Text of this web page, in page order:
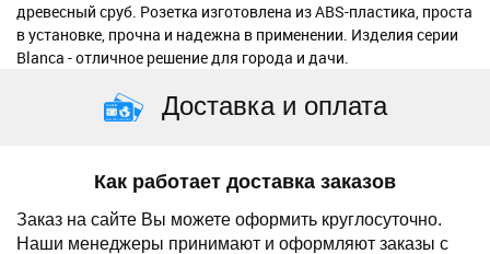
древесный сруб. Розетка изготовлена из ABS-пластика, проста
в установке, прочна и надежна в применении. Изделия серии
Blanca - отличное решение для города и дачи.
Доставка и оплата
Как работает доставка заказов
Заказ на сайте Вы можете оформить круглосуточно.
Наши менеджеры принимают и оформляют заказы с